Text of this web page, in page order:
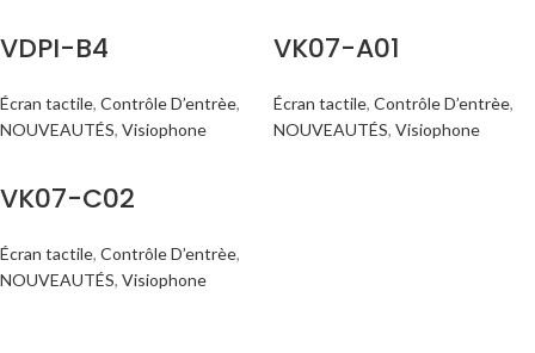
VDPI-B4
Écran tactile, Contrôle D’entrèe,
NOUVEAUTÉS, Visiophone
VK07-A01
Écran tactile, Contrôle D’entrèe,
NOUVEAUTÉS, Visiophone
VK07-C02
Écran tactile, Contrôle D’entrèe,
NOUVEAUTÉS, Visiophone